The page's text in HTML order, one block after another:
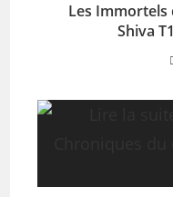
Les Immortels
Shiva